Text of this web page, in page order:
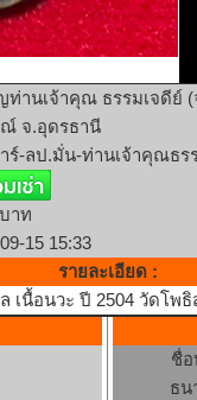
ท่านเจ้าคุณ ธรรมเจดีย์
จ.อุดรธานี
าร์-ลป.มั่น-ท่านเจ้าคุณธร
าท
15 15:33
รายละเอียด :
เนื้อนวะ ปี 2504 วัดโพ
ชื่
ธน